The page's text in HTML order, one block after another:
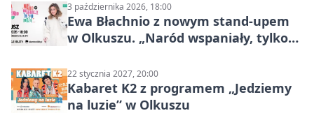
3 października 2026, 18:00
Ewa Błachnio z nowym stand-upem
w Olkuszu. „Naród wspaniały, tylko
22 stycznia 2027, 20:00
Kabaret K2 z programem „Jedziemy
na luzie” w Olkuszu